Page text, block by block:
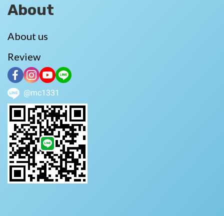
About
About us
Review
@mc1331